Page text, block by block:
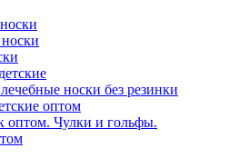
носки без резинки
оптом
оптом. Чулки и гольфы.